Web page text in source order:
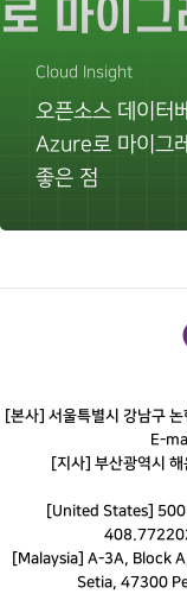
Cloud Insight
오픈소스 데이터
Azure로 마이그
좋은 점
[본사] 서울특별시 강남구
E-
[지사] 부산광역시
[United States] 500
[Malaysia] A-3A, Block
Setia, 47300